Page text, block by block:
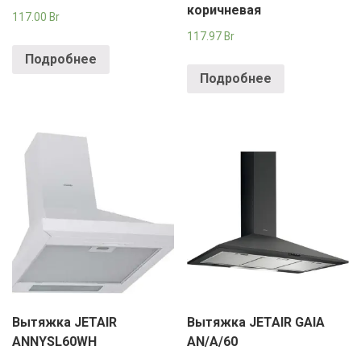
117.00 Br
Подробнее
коричневая
117.97 Br
Подробнее
Вытяжка JETAIR
ANNYSL60WH
Вытяжка JETAIR GAIA
AN/A/60